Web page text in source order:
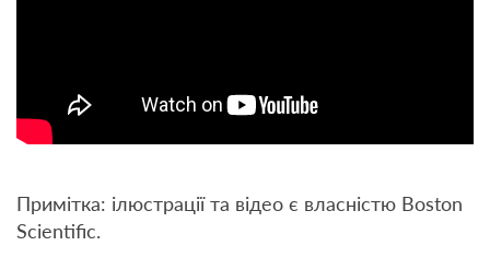
Примітка: ілюстрації та відео є власністю Boston
Scientific.